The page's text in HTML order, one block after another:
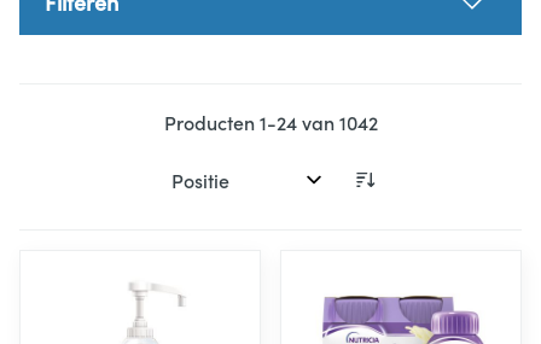
Producten1-24van1042
Sorteer op: